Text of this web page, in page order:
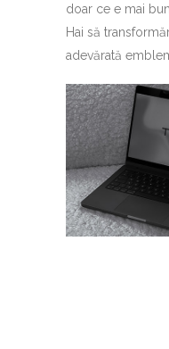
doar ce e mai bun.
Hai să
adevărată